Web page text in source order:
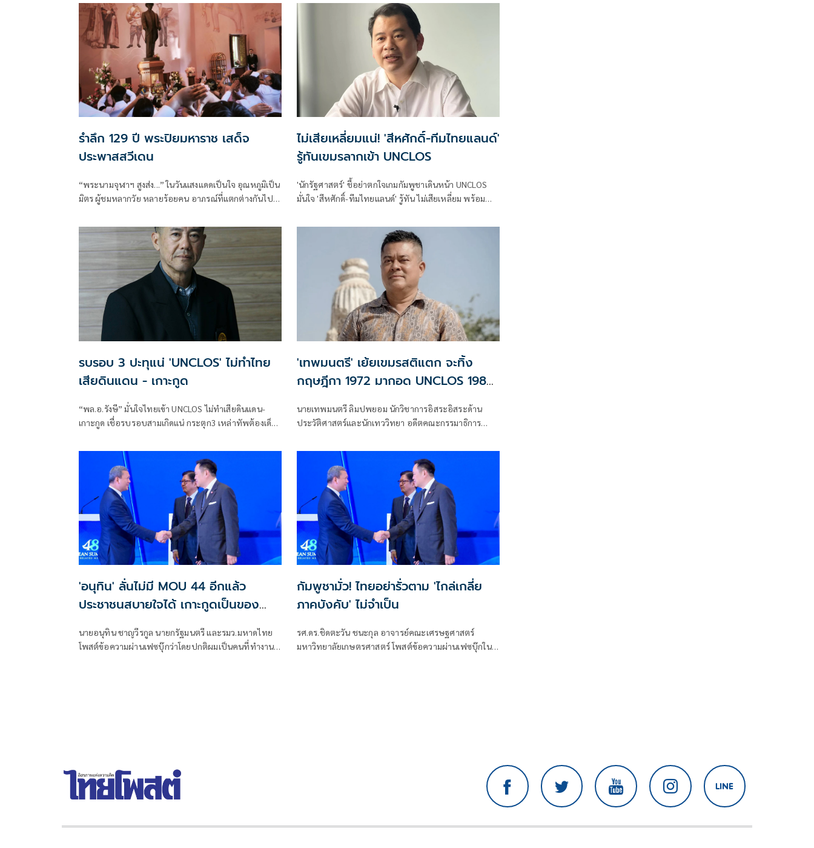
รำลึก 129 ปี พระปิยมหาราช เสด็จ
ประพาสสวีเดน
“พระนามจุฬาฯ สูงส่ง...” ในวันแสงแดดเป็นใจ อุณหภูมิเป็น
มิตร ผู้ชมหลากวัย หลายร้อยคน อาภรณ์ที่แตกต่างกันไป
ชุดไทยโบราณ
ไม่เสียเหลี่ยมแน่! 'สีหศักดิ์-ทีมไทยแลนด์'
รู้ทันเขมรลากเข้า UNCLOS
'นักรัฐศาสตร์' ชี้อย่าตกใจเกมกัมพูชาเดินหน้า UNCLOS
มั่นใจ 'สีหศักดิ์-ทีมไทยแลนด์' รู้ทัน ไม่เสียเหลี่ยม พร้อม
รบรอบ 3 ปะทุแน่ 'UNCLOS' ไม่ทำไทย
เสียดินแดน - เกาะกูด
“พล.อ.รังษี” มั่นใจไทยเข้า UNCLOS ไม่ทำเสียดินแดน-
เกาะกูด เชื่อรบรอบสามเกิดแน่ กระตุก3 เหล่าทัพต้องเด็ด
'เทพมนตรี' เย้ยเขมรสติแตก จะทิ้ง
กฤษฎีกา 1972 มากอด UNCLOS 1982
นายเทพมนตรี ลิมปพยอม นักวิชาการอิสระอิสระด้าน
ประวัติศาสตร์และนักเทววิทยา อดีตคณะกรรมาธิการ
2543) สภาผู้แทนราษฎร โพสต์เฟซบุ๊ก ว่า เขมรสติแตก
'อนุทิน' ลั่นไม่มี MOU 44 อีกแล้ว
ประชาชนสบายใจได้ เกาะกูดเป็นของ
นายอนุทิน ชาญวีรกูล นายกรัฐมนตรี และรมว.มหาดไทย
โพสต์ข้อความผ่านเฟซบุ๊กว่าโดยปกติผมเป็นคนที่ทำงาน
กัมพูชามั่ว! ไทยอย่ารั่วตาม 'ไกล่เกลี่ย
ภาคบังคับ' ไม่จำเป็น
รศ.ดร.ชิดตะวัน ชนะกุล อาจารย์คณะเศรษฐศาสตร์
มหาวิทยาลัยเกษตรศาสตร์ โพสต์ข้อความผ่านเฟซบุ๊กใน